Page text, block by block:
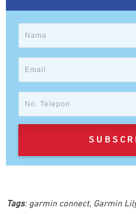
Tags: garmin connect, Garmin